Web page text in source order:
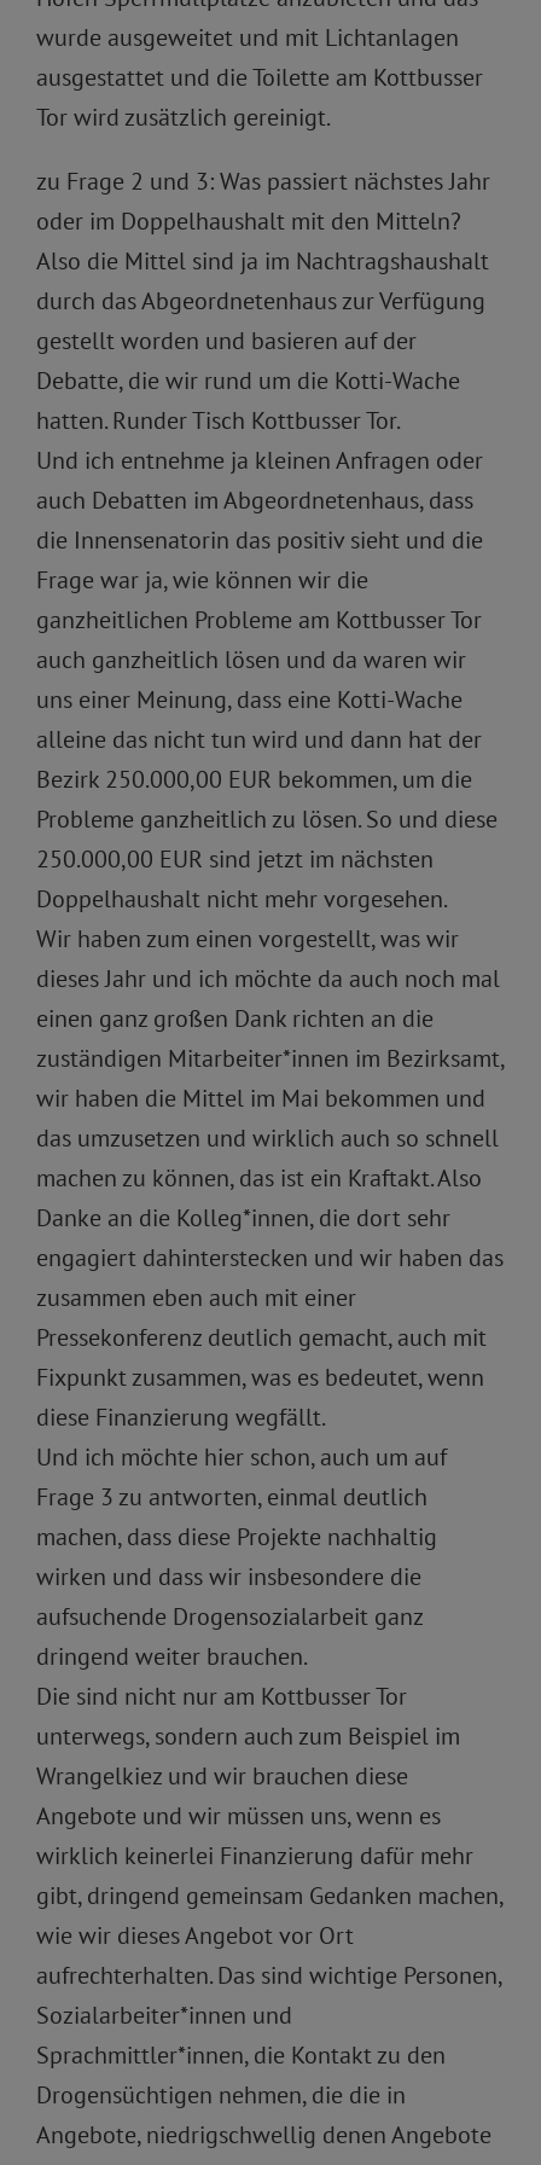
wurde ausgeweitet und mit Lichtanlagen
ausgestattet und die Toilette am Kottbusser
Tor wird zusätzlich gereinigt.
zu Frage 2 und 3: Was passiert nächstes Jahr
oder im Doppelhaushalt mit den Mitteln?
Also die Mittel sind ja im Nachtragshaushalt
durch das Abgeordnetenhaus zur Verfügung
gestellt worden und basieren auf der
Debatte, die wir rund um die Kotti-Wache
hatten. Runder Tisch Kottbusser Tor.
Und ich entnehme ja kleinen Anfragen oder
auch Debatten im Abgeordnetenhaus, dass
die Innensenatorin das positiv sieht und die
Frage war ja, wie können wir die
ganzheitlichen Probleme am Kottbusser Tor
auch ganzheitlich lösen und da waren wir
uns einer Meinung, dass eine Kotti-Wache
alleine das nicht tun wird und dann hat der
Bezirk 250.000,00 EUR bekommen, um die
Probleme ganzheitlich zu lösen. So und diese
250.000,00 EUR sind jetzt im nächsten
Doppelhaushalt nicht mehr vorgesehen.
Wir haben zum einen vorgestellt, was wir
dieses Jahr und ich möchte da auch noch mal
einen ganz großen Dank richten an die
zuständigen Mitarbeiter*innen im Bezirksamt,
wir haben die Mittel im Mai bekommen und
das umzusetzen und wirklich auch so schnell
machen zu können, das ist ein Kraftakt. Also
Danke an die Kolleg*innen, die dort sehr
engagiert dahinterstecken und wir haben das
zusammen eben auch mit einer
Pressekonferenz deutlich gemacht, auch mit
Fixpunkt zusammen, was es bedeutet, wenn
diese Finanzierung wegfällt.
Und ich möchte hier schon, auch um auf
Frage 3 zu antworten, einmal deutlich
machen, dass diese Projekte nachhaltig
wirken und dass wir insbesondere die
aufsuchende Drogensozialarbeit ganz
dringend weiter brauchen.
Die sind nicht nur am Kottbusser Tor
unterwegs, sondern auch zum Beispiel im
Wrangelkiez und wir brauchen diese
Angebote und wir müssen uns, wenn es
wirklich keinerlei Finanzierung dafür mehr
gibt, dringend gemeinsam Gedanken machen,
wie wir dieses Angebot vor Ort
aufrechterhalten. Das sind wichtige Personen,
Sozialarbeiter*innen und
Sprachmittler*innen, die Kontakt zu den
Drogensüchtigen nehmen, die die in
Angebote, niedrigschwellig denen Angebote